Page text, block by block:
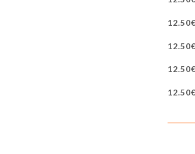
12.50€
12.50€
12.50€
12.50€